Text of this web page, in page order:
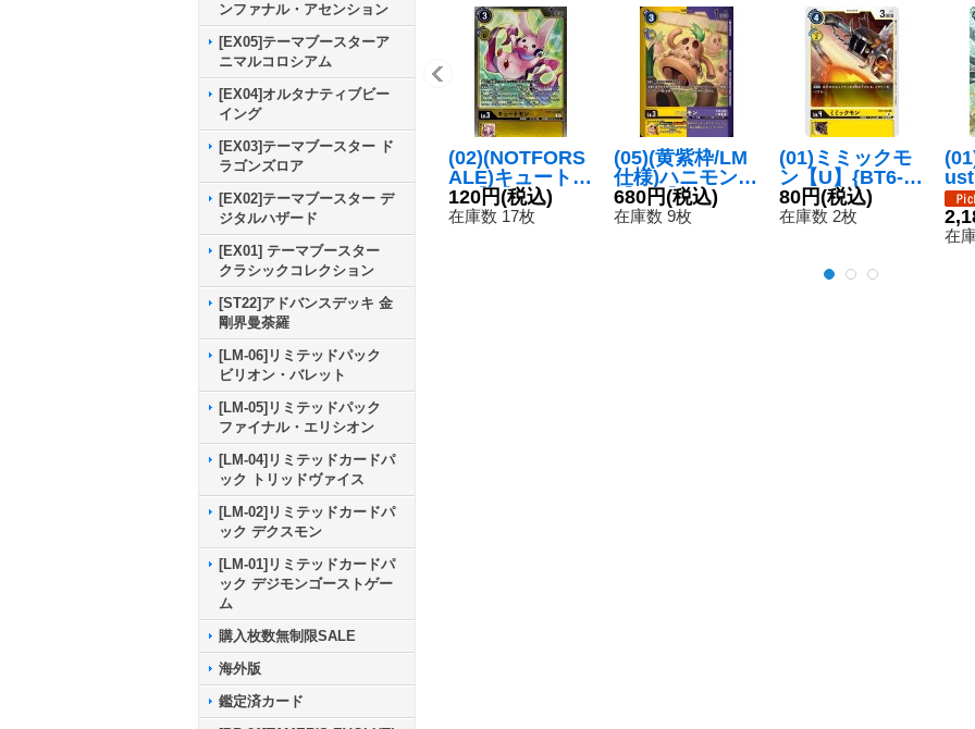
ンファナル・アセンション
[EX05]テーマブースターア
ニマルコロシアム
[EX04]オルタナティブビー
イング
[EX03]テーマブースター ド
ラゴンズロア
[EX02]テーマブースター デ
ジタルハザード
[EX01] テーマブースター
クラシックコレクション
[ST22]アドバンスデッキ 金
剛界曼荼羅
[LM-06]リミテッドパック
ビリオン・バレット
[LM-05]リミテッドパック
ファイナル・エリシオン
[LM-04]リミテッドカードパ
ック トリッドヴァイス
[LM-02]リミテッドカードパ
ック デクスモン
[LM-01]リミテッドカードパ
ック デジモンゴーストゲー
ム
購入枚数無制限SALE
海外版
鑑定済カード
(02)(NOTFORS
ALE)キュートモ
ン【C】{BT11-
034}《黄》
120円(税込)
在庫数 17枚
(05)(黄紫枠/LM
仕様)ハニモン
【C-P】{EX9-0
24}《多》
680円(税込)
在庫数 9枚
(01)ミミックモ
ン【U】{BT6-0
36}《黄》
80円(税込)
在庫数 2枚
ス
P
《
在